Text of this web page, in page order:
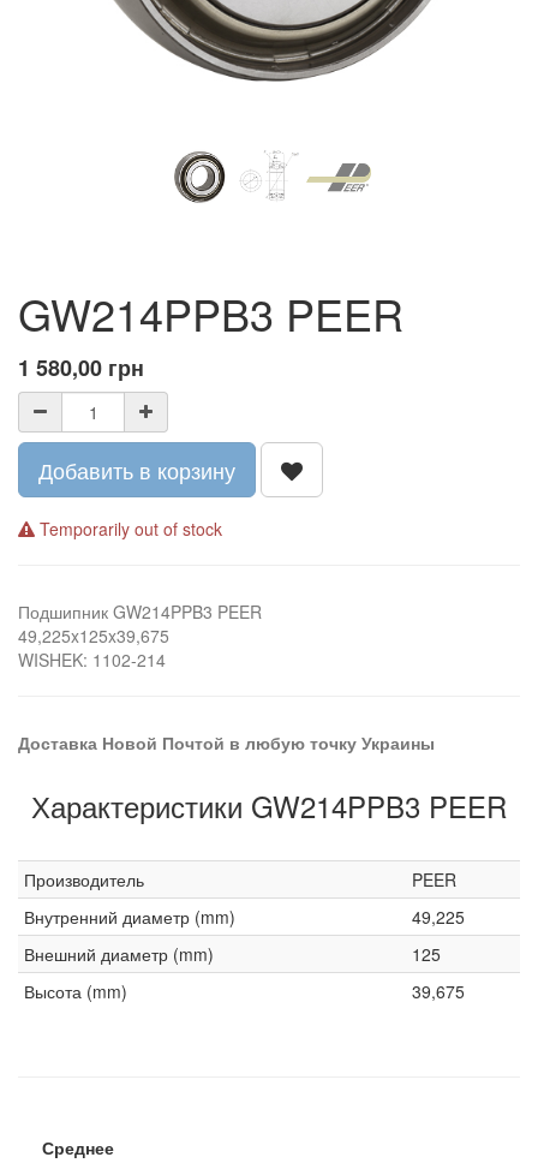
GW214PPB3 PEER
1 580,00 грн
Добавить в корзину
Temporarily out of stock
Подшипник GW214PPB3 PEER
49,225x125x39,675
WISHEK: 1102-214
Доставка Новой Почтой в любую точку Украины
Характеристики GW214PPB3 PEER
Производитель
PEER
Внутренний диаметр (mm)
49,225
Внешний диаметр (mm)
125
Высота (mm)
39,675
Среднее